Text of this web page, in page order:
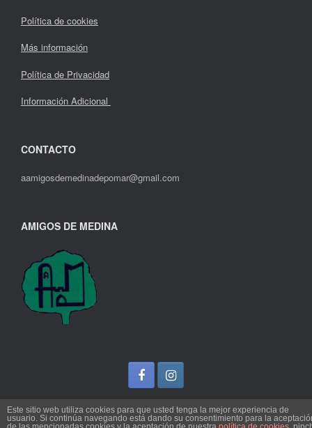
Política de cookies
Más información
Política de Privacidad
Información Adicional
CONTACTO
aamigosdemedinadepomar@gmail.com
AMIGOS DE MEDINA
Este sitio web utiliza cookies para que usted tenga la mejor experiencia de
usuario. Si continúa navegando está dando su consentimiento para la